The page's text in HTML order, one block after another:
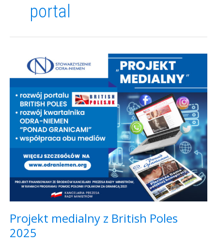
portal
Projekt medialny z British Poles
2025
medialny
British
Poles
2025